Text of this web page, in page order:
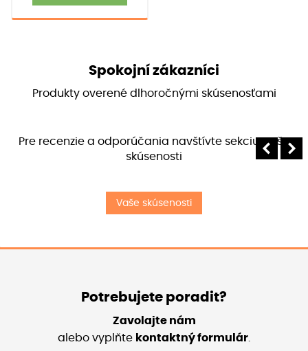
Spokojní zákazníci
Produkty overené dlhoročnými skúsenosťami
Pre recenzie a odporúčania navštívte sekciu Vaše
skúsenosti
Vaše skúsenosti
Potrebujete poradit?
Zavolajte nám
alebo vyplňte kontaktný formulár